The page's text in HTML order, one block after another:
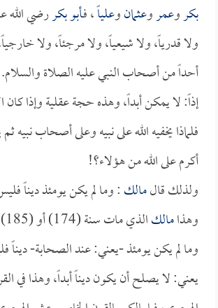
بكروعمروعثمانوعلياً، فـأبو بكررضي الله
ولا قدرياً، ولا شيعياً، ولا مرجئاً، ولا
أحداً من أصحاب النبي عليه الصلاة والسلام.
إذاً: لا يمكن أبداً، وهذه حجة عقلية وإذا كان
فلماذا يخفيه الله على نبيه وعلى أصحاب نبيه
أكرم على الله من هؤلاء؟!
ولذلك قالمالك: وما لم يكن يومئذ ديناً
وهذامالك
وما لم يكن يومئذ -يعني: عند الصحابة- ديناً
يعني: لا يصلح أن يكون ديناً أبداً، وهذا في